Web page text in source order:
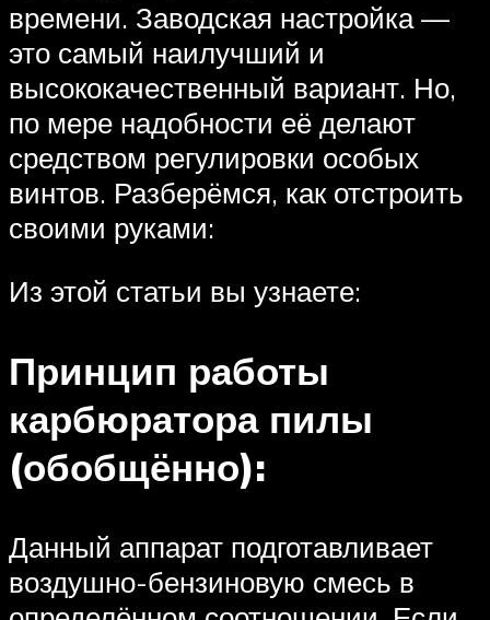
времени. Заводская настройка —
это самый наилучший и
высококачественный вариант. Но,
по мере надобности её делают
средством регулировки особых
винтов. Разберёмся, как отстроить
своими руками:
Из этой статьи вы узнаете:
Принцип работы
карбюратора пилы
(обобщённо):
Данный аппарат подготавливает
воздушно-бензиновую смесь в